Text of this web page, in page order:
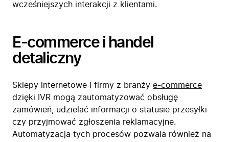
wcześniejszych interakcji z klientami.
E-commerce i handel
detaliczny
Sklepy internetowe i firmy z branży e-commerce
dzięki IVR mogą zautomatyzować obsługę
zamówień, udzielać informacji o statusie przesyłki
czy przyjmować zgłoszenia reklamacyjne.
Automatyzacja tych procesów pozwala również na